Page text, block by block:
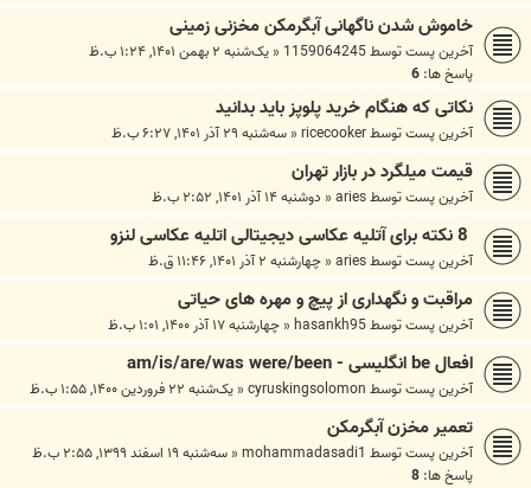
خاموش شدن ناگهانی آبگرمکن مخزنی زمینی
آخرین پست توسط1159064245
« یک‌شنبه ۲ بهمن ۱۴۰۱, ۱:۲۴ ب.ظ
پاسخ ها: 6
نکاتی که هنگام خرید پلوپز باید بدانید
آخرین پست توسطricecooker
« سه‌شنبه ۲۹ آذر ۱۴۰۱, ۶:۲۷ ب.ظ
قیمت میلگرد در بازار تهران
آخرین پست توسطaries
« دوشنبه ۱۴ آذر ۱۴۰۱, ۲:۵۲ ب.ظ
آخرین پست توسطaries
« چهارشنبه ۲ آذر ۱۴۰۱, ۱۱:۴۶ ق.ظ
مراقبت و نگهداری از پیچ و مهره های حیاتی
آخرین پست توسطhasankh95
« چهارشنبه ۱۷ آذر ۱۴۰۰, ۱:۰۱ ب.ظ
افعال be انگلیسی - am/is/are/was were/been
آخرین پست توسطcyruskingsolomon
« یک‌شنبه ۲۲ فروردین ۱۴۰۰, ۱:۵۵ ب.ظ
تعمیر مخزن آبگرمکن
آخرین پست توسطmohammadasadi1
« سه‌شنبه ۱۹ اسفند ۱۳۹۹, ۲:۵۵ ب.ظ
پاسخ ها: 8